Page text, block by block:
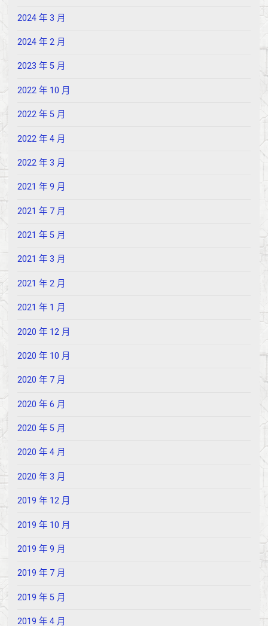
2024 年 3 月
2024 年 2 月
2023 年 5 月
2022 年 10 月
2022 年 5 月
2022 年 4 月
2022 年 3 月
2021 年 9 月
2021 年 7 月
2021 年 5 月
2021 年 3 月
2021 年 2 月
2021 年 1 月
2020 年 12 月
2020 年 10 月
2020 年 7 月
2020 年 6 月
2020 年 5 月
2020 年 4 月
2020 年 3 月
2019 年 12 月
2019 年 10 月
2019 年 9 月
2019 年 7 月
2019 年 5 月
2019 年 4 月